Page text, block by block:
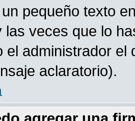
pequeño texto
las veces que lo
el administrador
aclaratorio).